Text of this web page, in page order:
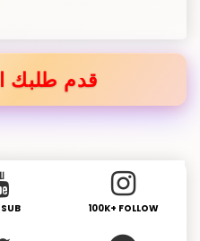
قدم طلبك
100K+ FOLLOW